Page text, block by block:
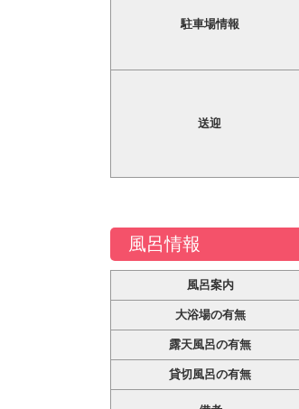
駐車場情報
送迎
風呂情報
風呂案内
大浴場の有無
露天風呂の有無
貸切風呂の有無